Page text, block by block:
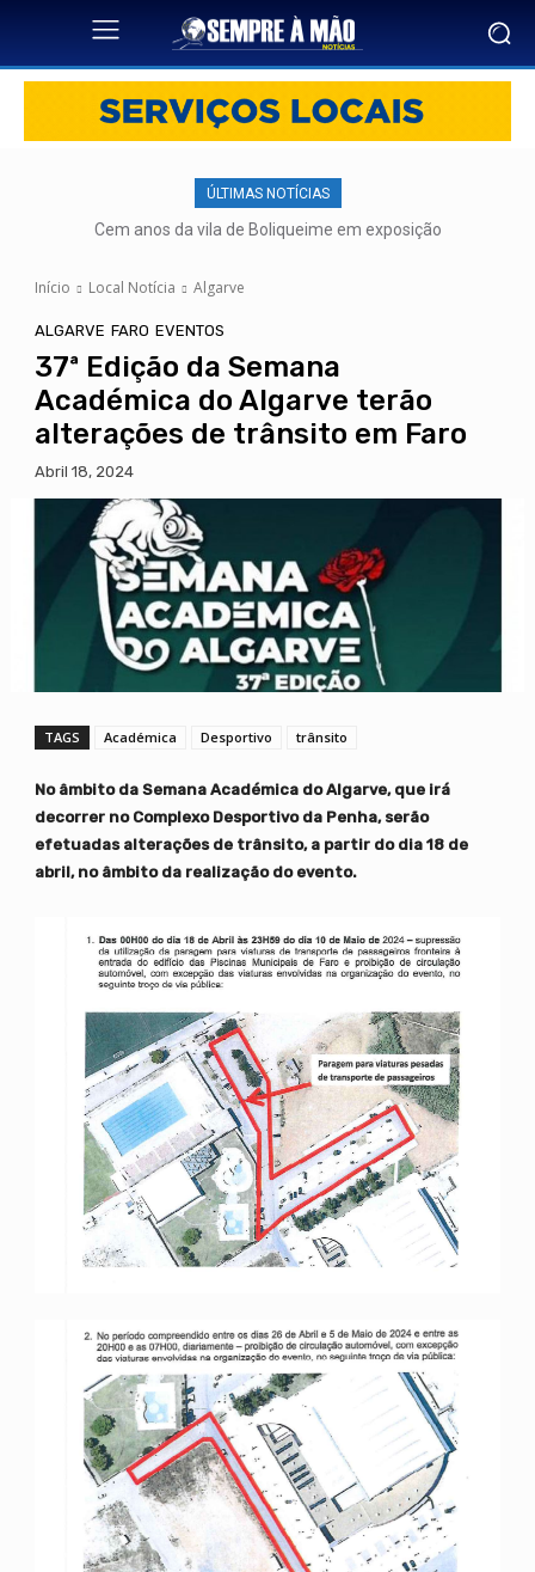
ÚLTIMAS NOTÍCIAS
Cem anos da vila de Boliqueime em exposição
Início Local Notícia Algarve
ALGARVE FARO EVENTOS
37ª Edição da Semana
Académica do Algarve terão
alterações de trânsito em Faro
Abril 18, 2024
TAGS Académica Desportivo trânsito
No âmbito da Semana Académica do Algarve, que irá
decorrer no Complexo Desportivo da Penha, serão
efetuadas alterações de trânsito, a partir do dia 18 de
abril, no âmbito da realização do evento.